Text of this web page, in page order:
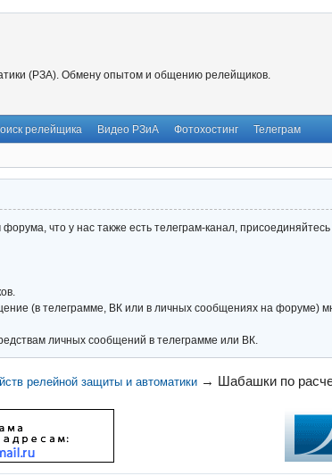
(РЗА). Обмену опытом и общению релейщиков.
релейщика Видео РЗиА Фотохостинг Телеграм
что у нас также есть телеграм-канал, присоединяйтесь
(в телеграмме, ВК или в личных сообщениях на форуме)
личных сообщений в телеграмме или ВК.
релейной защиты и автоматики → Шабашки по